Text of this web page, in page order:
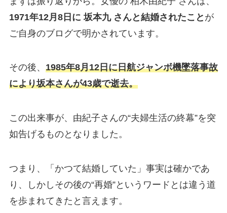
1971年12月8日に 坂本九 さんと結婚されたこと が
ご自身のブログで明かされています。
その後、 1985年8月12日に日航ジャンボ機墜落事故
により坂本さんが43歳で逝去。
この出来事が、由紀子さんの“夫婦生活の終幕”を突
如告げるものとなりました。
つまり、「かつて結婚していた」事実は確かであ
り、しかしその後の“再婚”というワードとは違う道
を歩まれてきたと言えます。